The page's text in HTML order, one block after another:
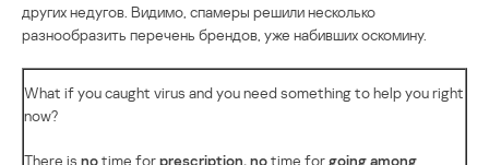
других недугов. Видимо, спамеры решили несколько
разнообразить перечень брендов, уже набивших оскомину.
What if you caught virus and you need something to help you right
now?
There is notime forprescription, notime forgoing among